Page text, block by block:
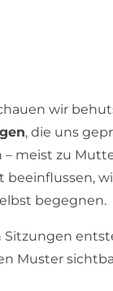
wir
, die uns
– meist zu
beeinflussen,
begegnen.
Sitzungen
Muster